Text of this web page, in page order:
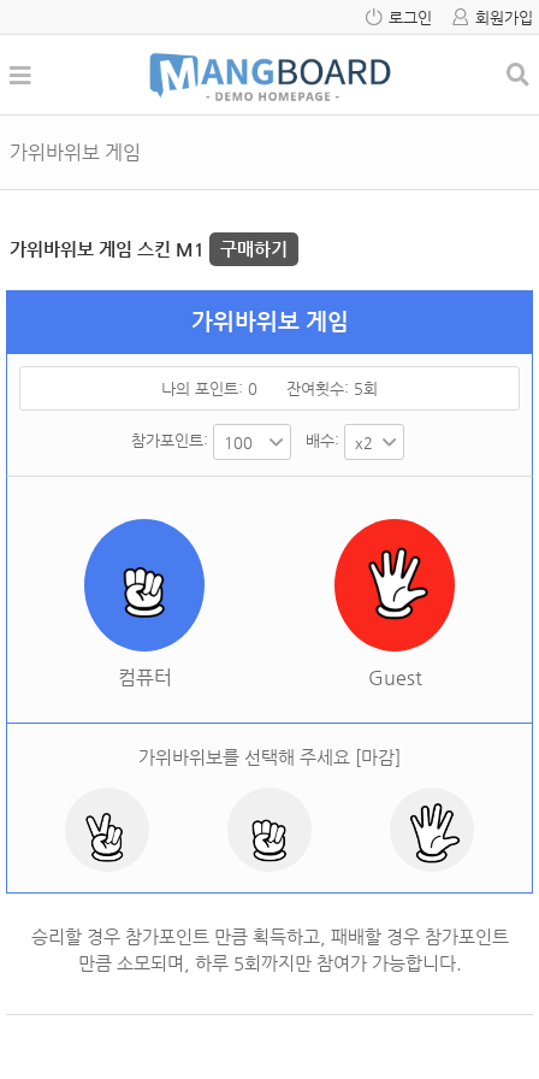
로그인 회원가입
가위바위보 게임
가위바위보 게임 스킨 M1 구매하기
가위바위보 게임
나의 포인트: 0 잔여횟수: 5회
참가포인트: 배수:
컴퓨터 Guest
가위바위보를 선택해 주세요 [마감]
오늘 승률: 오늘 결과: ]
승리할 경우 참가포인트 만큼 획득하고, 패배할 경우 참가포인트
만큼 소모되며, 하루 5회까지만 참여가 가능합니다.